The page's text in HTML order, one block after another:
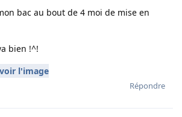
bac au bout de 4 moi de mise en
bien !^!
l'image
Répondre